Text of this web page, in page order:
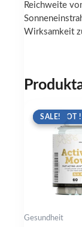
Reichweite
Wirksamkeit
ANGEBOT !
SALE!
Gesundheit